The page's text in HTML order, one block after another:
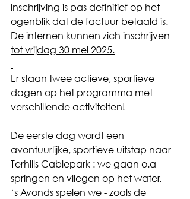
inschrijving is pas definitief op het
ogenblik dat de factuur betaald is.
De internen kunnen zich inschrijven
tot vrijdag 30 mei 2025.
Er staan twee actieve, sportieve
dagen op het programma met
verschillende activiteiten!
De eerste dag wordt een
avontuurlijke, sportieve uitstap naar
Terhills Cablepark : we gaan o.a
springen en vliegen op het water.
‘s Avonds spelen we - zoals de